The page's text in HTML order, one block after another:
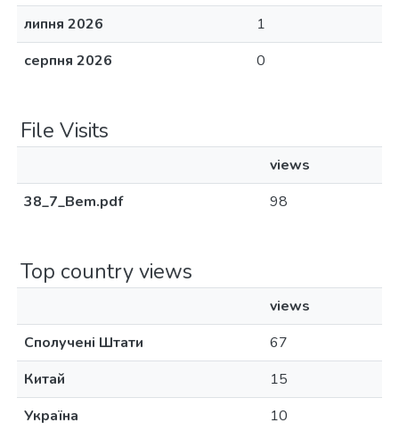
липня 2026
1
серпня 2026
0
File Visits
views
38_7_Bem.pdf
98
Top country views
views
Сполучені Штати
67
Китай
15
Україна
10